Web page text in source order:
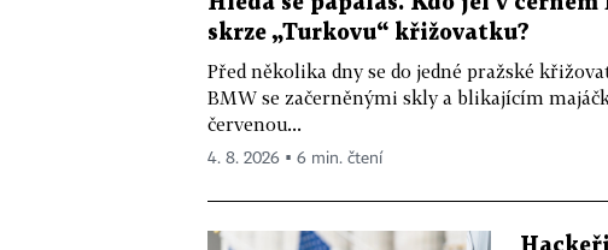
skrze „Turkovu“ křižovatku?
Před několika dny se do jedné pražské
BMW se začerněnými skly a blikajícím
červenou...
4. 8. 2026 ▪ 6 min. čtení